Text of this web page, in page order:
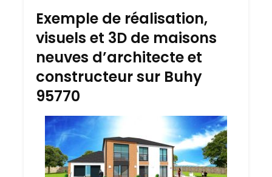
Exemple de réalisation,
visuels et 3D de maisons
neuves d’architecte et
constructeur sur Buhy
95770